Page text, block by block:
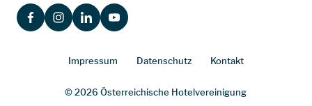
FACEBOOKINSTAGRAMLINKEDINYOUTUBE
Impressum Datenschutz Kontakt
© 2026 Österreichische Hotelvereinigung